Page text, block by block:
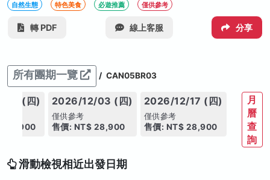
自然生態 特色美食 必遊推薦 僅供參考
轉 PDF 線上客服 分享
所有團期一覽 / CAN05BR03
19 (四)
28,900
2026/12/03 (四)
僅供參考
售價: NT$ 28,900
2026/12/17 (四)
僅供參考
售價: NT$ 28,900
月
曆
查
詢
滑動檢視相近出發日期